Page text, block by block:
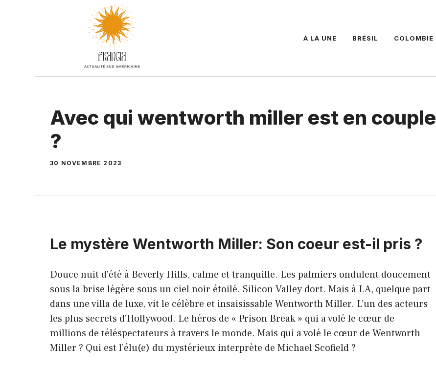
À LA UNE BRÉSIL COLOMBIE
Avec qui wentworth miller est en couple
?
30 NOVEMBRE 2023
Le mystère Wentworth Miller: Son coeur est-il pris ?
Douce nuit d’été à Beverly Hills, calme et tranquille. Les palmiers ondulent doucement
sous la brise légère sous un ciel noir étoilé. Silicon Valley dort. Mais à LA, quelque part
dans une villa de luxe, vit le célèbre et insaisissable Wentworth Miller. L’un des acteurs
les plus secrets d’Hollywood. Le héros de « Prison Break » qui a volé le cœur de
millions de téléspectateurs à travers le monde. Mais qui a volé le cœur de Wentworth
Miller ? Qui est l’élu(e) du mystérieux interprète de Michael Scofield ?